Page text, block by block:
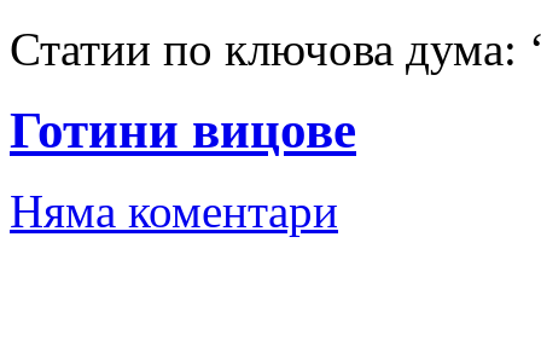
Статии по ключова дума:
Готини вицове
Няма коментари